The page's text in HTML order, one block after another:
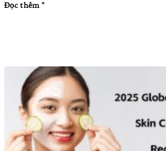
Đọc thêm "